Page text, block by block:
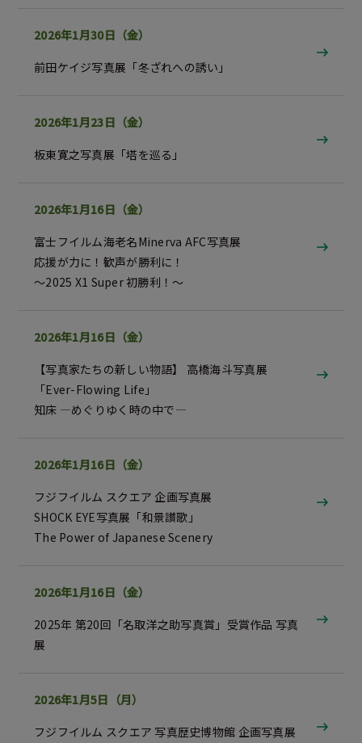
2026年1月30日（金）
前田ケイジ写真展「冬ざれへの誘い」
2026年1月23日（金）
板東寛之写真展「塔を巡る」
2026年1月16日（金）
富士フイルム海老名Minerva AFC写真展
応援が力に！歓声が勝利に！
～2025 X1 Super 初勝利！～
2026年1月16日（金）
【写真家たちの新しい物語】 高橋海斗写真展
「Ever-Flowing Life」
知床 ―めぐりゆく時の中で―
2026年1月16日（金）
フジフイルム スクエア 企画写真展
SHOCK EYE写真展「和景讃歌」
The Power of Japanese Scenery
2026年1月16日（金）
2025年 第20回「名取洋之助写真賞」受賞作品 写真
展
2026年1月5日（月）
フジフイルム スクエア 写真歴史博物館 企画写真展